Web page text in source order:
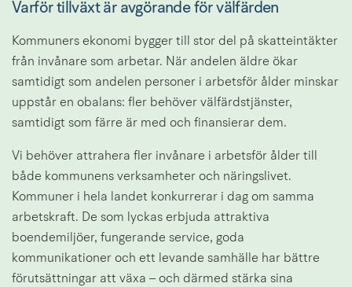
Varför tillväxt är avgörande för välfärden
Kommuners ekonomi bygger till stor del på skatteintäkter
från invånare som arbetar. När andelen äldre ökar
samtidigt som andelen personer i arbetsför ålder minskar
uppstår en obalans: fler behöver välfärdstjänster,
samtidigt som färre är med och finansierar dem.
Vi behöver attrahera fler invånare i arbetsför ålder till
både kommunens verksamheter och näringslivet.
Kommuner i hela landet konkurrerar i dag om samma
arbetskraft. De som lyckas erbjuda attraktiva
boendemiljöer, fungerande service, goda
kommunikationer och ett levande samhälle har bättre
förutsättningar att växa – och därmed stärka sina